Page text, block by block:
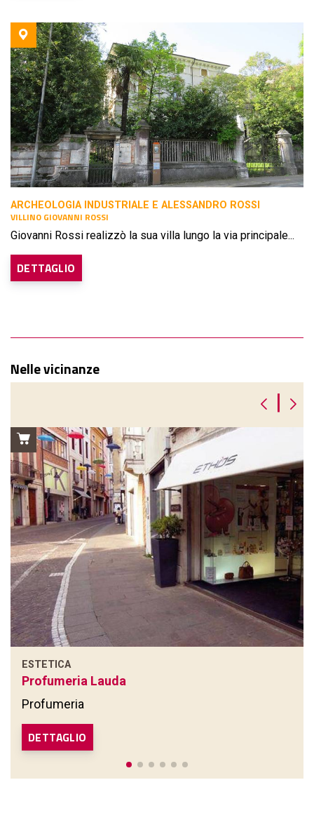
ARCHEOLOGIA INDUSTRIALE E ALESSANDRO ROSSI
VILLINO GIOVANNI ROSSI
Giovanni Rossi realizzò la sua villa lungo la via principale...
DETTAGLIO
Nelle vicinanze
ESTETICA
Profumeria Lauda
Profumeria
DETTAGLIO
|